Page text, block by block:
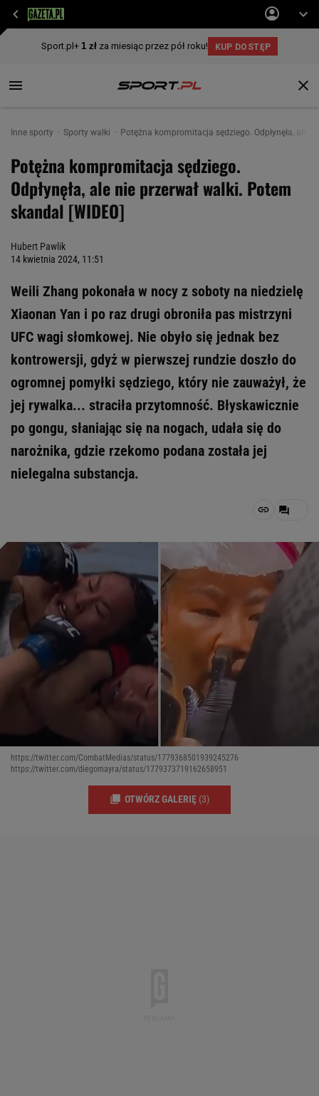
Inne sporty Sporty walki Potężna kompromitacja sędziego. Odpłynęła, ale
Potężna kompromitacja sędziego.
Odpłynęła, ale nie przerwał walki. Potem
skandal [WIDEO]
Hubert Pawlik
14 kwietnia 2024, 11:51
Weili Zhang pokonała w nocy z soboty na niedzielę
Xiaonan Yan i po raz drugi obroniła pas mistrzyni
UFC wagi słomkowej. Nie obyło się jednak bez
kontrowersji, gdyż w pierwszej rundzie doszło do
ogromnej pomyłki sędziego, który nie zauważył, że
jej rywalka... straciła przytomność. Błyskawicznie
po gongu, słaniając się na nogach, udała się do
narożnika, gdzie rzekomo podana została jej
nielegalna substancja.
https://twitter.com/CombatMedias/status/1779368501939245276
https://twitter.com/diegomayra/status/1779373719162658951
OTWÓRZ GALERIĘ (3)